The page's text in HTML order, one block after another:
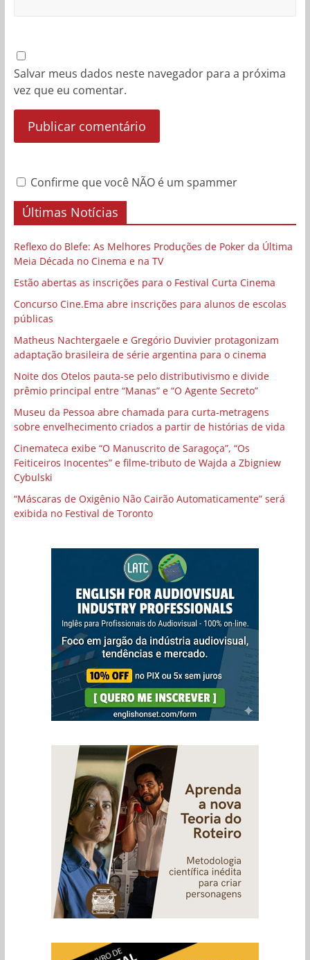
Salvar meus dados neste navegador para a próxima
vez que eu comentar.
Confirme que você NÃO é um spammer
Últimas Notícias
Reflexo do Blefe: As Melhores Produções de Poker da Última
Meia Década no Cinema e na TV
Estão abertas as inscrições para o Festival Curta Cinema
Concurso Cine.Ema abre inscrições para alunos de escolas
públicas
Matheus Nachtergaele e Gregório Duvivier protagonizam
adaptação brasileira de série argentina para o cinema
Noite dos Otelos pauta-se pelo distributivismo e divide
prêmio principal entre “Manas” e “O Agente Secreto”
Museu da Pessoa abre chamada para curta-metragens
sobre envelhecimento criados a partir de histórias de vida
Cinemateca exibe “O Manuscrito de Saragoça”, “Os
Feiticeiros Inocentes” e filme-tributo de Wajda a Zbigniew
Cybulski
“Máscaras de Oxigênio Não Cairão Automaticamente” será
exibida no Festival de Toronto